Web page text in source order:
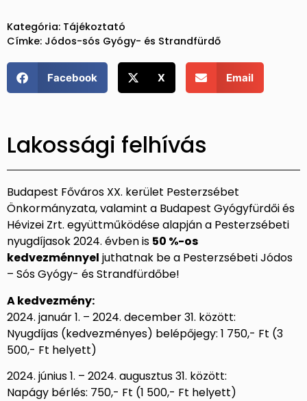
Kategória: Tájékoztató
Címke: Jódos-sós Gyógy- és Strandfürdő
Facebook X Email
Lakossági felhívás
Budapest Főváros XX. kerület Pesterzsébet
Önkormányzata, valamint a Budapest Gyógyfürdői és
Hévizei Zrt. együttműködése alapján a Pesterzsébeti
nyugdíjasok 2024. évben is 50 %-os
kedvezménnyel juthatnak be a Pesterzsébeti Jódos
– Sós Gyógy- és Strandfürdőbe!
A kedvezmény:
2024. január 1. – 2024. december 31. között:
Nyugdíjas (kedvezményes) belépőjegy: 1 750,- Ft (3
500,- Ft helyett)
2024. június 1. – 2024. augusztus 31. között:
Napágy bérlés: 750,- Ft (1 500,- Ft helyett)